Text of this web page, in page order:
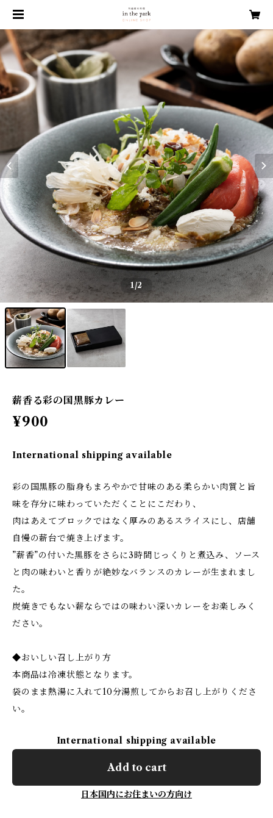
1/2
薪香る彩の国黒豚カレー
¥900
International shipping available
彩の国黒豚の脂身もまろやかで甘味のある柔らかい肉質と旨
味を存分に味わっていただくことにこだわり、
肉はあえてブロックではなく厚みのあるスライスにし、店舗
自慢の薪台で焼き上げます。
”薪香”の付いた黒豚をさらに3時間じっくりと煮込み、ソース
と肉の味わいと香りが絶妙なバランスのカレーが生まれまし
た。
炭焼きでもない薪ならではの味わい深いカレーをお楽しみく
ださい。
◆おいしい召し上がり方
本商品は冷凍状態となります。
袋のまま熱湯に入れて10分湯煎してからお召し上がりくださ
い。
International shipping available
Add to cart
日本国内にお住まいの方向け